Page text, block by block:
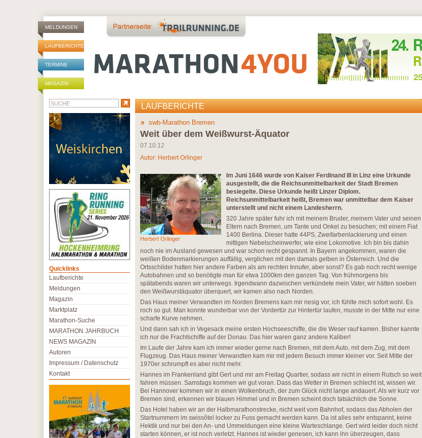
MELDUNGEN
LAUFBERICHTE
TERMINE
MAGAZIN
LAUFBERICHTE
swb-Marathon Bremen
Weit über dem Weißwurst-Äquator
07.10.12
Autor: Herbert Orlinger
Herbert Orlinger
Im Juni 1646 wurde von Kaiser Ferdinand III in Linz eine Urkunde
ausgestellt, die die Reichsunmittelbarkeit der Stadt Bremen
besiegelte. Diese Urkunde heißt Linzer Diplom.
Reichsunmittelbarkeit heißt, Bremen war unmittelbar dem Kaiser
unterstellt und nicht einem Landesherrn.
320 Jahre später fuhr ich mit meinem Bruder, meinem Vater und seinen
Eltern nach Bremen, um Tante und Onkel zu besuchen; mit einem Fiat
1400 Berlina. Dieser hatte 44PS, Zweifarbenlackierung und einen
mittigen Nebelscheinwerfer, wie eine Lokomotive. Ich bin bis dahin
noch nie im Ausland gewesen und war schon recht gespannt. In Bayern angekommen, waren die
weißen Bodenmarkierungen auffällig, verglichen mit den damals gelben in Österreich. Und die
Ortsschilder hatten hier andere Farben als am rechten Innufer, aber sonst? Es gab noch recht wenige
Autobahnen und so benötigte man für etwa 1000km den ganzen Tag. Von frühmorgens bis
spätabends waren wir unterwegs. Irgendwann dazwischen verkündete mein Vater, wir hätten soeben
den Weißwurstäquator überquert, wir kamen also nach Norden.
Das Haus meiner Verwandten im Norden Bremens kam mir riesig vor, ich fühlte mich sofort wohl. Es
roch so gut. Man konnte wunderbar von der Vordertür zur Hintertür laufen, musste in der Mitte nur eine
scharfe Kurve nehmen.
Und dann sah ich in Vegesack meine ersten Hochseeschiffe, die die Weser rauf kamen. Bisher kannte
ich nur die Frachtschiffe auf der Donau. Das hier waren ganz andere Kaliber!
Im Laufe der Jahre kam ich immer wieder gerne nach Bremen, mit dem Auto, mit dem Zug, mit dem
Flugzeug. Das Haus meiner Verwandten kam mir mit jedem Besuch immer kleiner vor. Seit Mitte der
1970er schrumpft es aber nicht mehr.
Hannes im Frankenland gibt Gert und mir am Freitag Quartier, sodass wir nicht in einem Rutsch so weit
fahren müssen. Samstags kommen wir gut voran. Dass das Wetter in Bremen schlecht ist, wissen wir.
Bei Hannover kommen wir in einen Wolkenbruch, der zum Glück nicht lange andauert. Als wir kurz vor
Bremen sind, erkennen wir blauen Himmel und in Bremen scheint doch tatsächlich die Sonne.
Das Hotel haben wir an der Halbmarathonstrecke, nicht weit vom Bahnhof, sodass das Abholen der
Startnummern im swissôtel locker zu Fuss gemacht werden kann. Da ist alles sehr entspannt, keine
Hektik und nur bei den An- und Ummeldungen eine kleine Warteschlange. Gert wird leider doch nicht
starten können, er ist noch verletzt. Hannes ist wieder genesen, ich kann ihn überzeugen, dass
Quicklinks
Laufberichte
Meldungen
Magazin
Marktplatz
Marathon-Suche
MARATHON JAHRBUCH
NEWS MAGAZIN
Autoren
Impressum / Datenschutz
Kontakt